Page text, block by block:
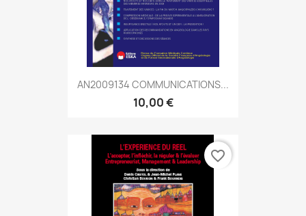
AN2009134 COMMUNICATIONS...
10,00 €
favorite_border